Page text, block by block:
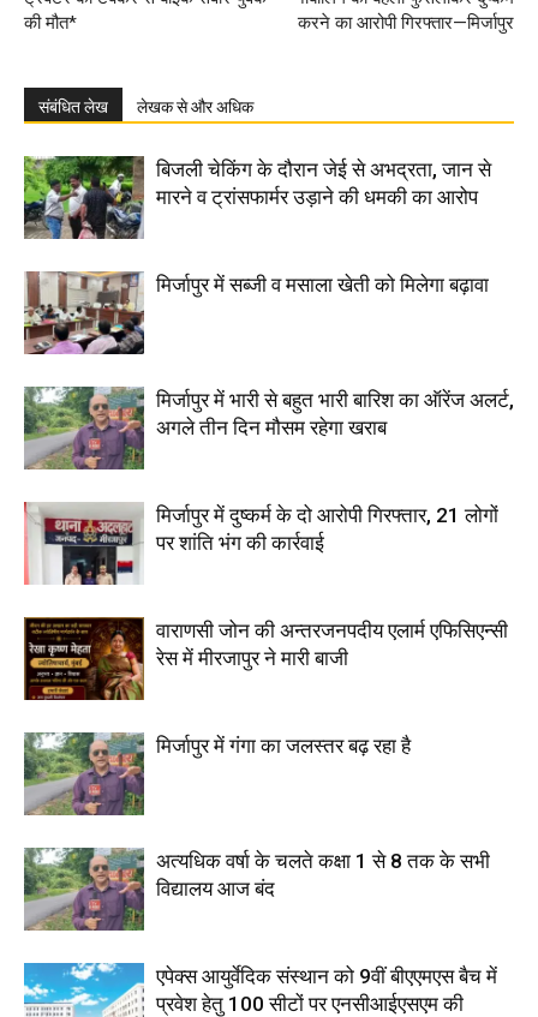
की मौत*
करने का आरोपी गिरफ्तार—मिर्जापुर
संबंधित लेख लेखक से और अधिक
बिजली चेकिंग के दौरान जेई से अभद्रता, जान से
मारने व ट्रांसफार्मर उड़ाने की धमकी का आरोप
मिर्जापुर में सब्जी व मसाला खेती को मिलेगा बढ़ावा
मिर्जापुर में भारी से बहुत भारी बारिश का ऑरेंज अलर्ट,
अगले तीन दिन मौसम रहेगा खराब
मिर्जापुर में दुष्कर्म के दो आरोपी गिरफ्तार, 21 लोगों
पर शांति भंग की कार्रवाई
वाराणसी जोन की अन्तरजनपदीय एलार्म एफिसिएन्सी
रेस में मीरजापुर ने मारी बाजी
मिर्जापुर में गंगा का जलस्तर बढ़ रहा है
अत्यधिक वर्षा के चलते कक्षा 1 से 8 तक के सभी
विद्यालय आज बंद
एपेक्स आयुर्वेदिक संस्थान को 9वीं बीएएमएस बैच में
प्रवेश हेतु 100 सीटों पर एनसीआईएसएम की